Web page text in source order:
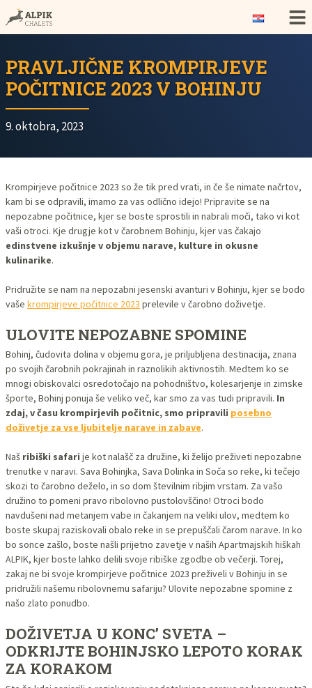
PRAVLJIČNE KROMPIRJEVE
POČITNICE 2023 V BOHINJU
9. oktobra, 2023
Krompirjeve počitnice 2023 so že tik pred vrati, in če še nimate načrtov,
kam bi se odpravili, imamo za vas odlično idejo! Pripravite se na
nepozabne počitnice, kjer se boste sprostili in nabrali moči, tako vi kot
vaši otroci. Kje drugje kot v čarobnem Bohinju, kjer vas čakajo
edinstvene izkušnje v objemu narave, kulture in okusne
kulinarike.
Pridružite se nam na nepozabni jesenski avanturi v Bohinju, kjer se bodo
vaše krompirjeve počitnice 2023 prelevile v čarobno doživetje.
ULOVITE NEPOZABNE SPOMINE
Bohinj, čudovita dolina v objemu gora, je priljubljena destinacija, znana
po svojih čarobnih pokrajinah in raznolikih aktivnostih. Medtem ko se
mnogi obiskovalci osredotočajo na pohodništvo, kolesarjenje in zimske
športe, Bohinj ponuja še veliko več, kar smo za vas tudi pripravili. In
zdaj, v času krompirjevih počitnic, smo pripravili posebno
doživetje za vse ljubitelje narave in zabave.
Naš ribiški safari je kot nalašč za družine, ki želijo preživeti nepozabne
trenutke v naravi. Sava Bohinjka, Sava Dolinka in Soča so reke, ki tečejo
skozi to čarobno deželo, in so dom številnim ribjim vrstam. Za vašo
družino to pomeni pravo ribolovno pustolovščino! Otroci bodo
navdušeni nad metanjem vabe in čakanjem na veliki ulov, medtem ko
boste skupaj raziskovali obalo reke in se prepuščali čarom narave. In ko
bo sonce zašlo, boste našli prijetno zavetje v naših Apartmajskih hiškah
ALPIK, kjer boste lahko delili svoje ribiške zgodbe ob večerji. Torej,
zakaj ne bi svoje krompirjeve počitnice 2023 preživeli v Bohinju in se
pridružili našemu ribolovnemu safariju? Ulovite nepozabne spomine z
našo zlato ponudbo.
DOŽIVETJA U KONC’ SVETA –
ODKRIJTE BOHINJSKO LEPOTO KORAK
ZA KORAKOM